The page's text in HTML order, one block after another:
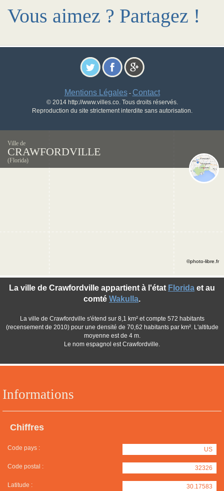
Vous aimez ? Partagez !
Mentions Légales- Contact
© 2014 http://www.villes.co. Tous droits réservés.
Reproduction du site strictement interdite sans autorisation.
Ville de
CRAWFORDVILLE
(Florida)
Informations
Chiffres
Code pays : US
Code postal : 32326
Latitude : 30.17583
La ville de Crawfordville appartient à l'état Florida et au
comté Wakulla.
La ville de Crawfordville s'étend sur 8,1 km² et compte 572 habitants
(recensement de 2010) pour une densité de 70,62 habitants par km². L'altitude
moyenne est de 4 m.
Le nom espagnol est Crawfordville.
©photo-libre.fr